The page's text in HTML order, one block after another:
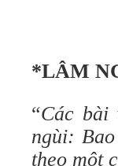
*LÂM
“Các bài
ngùi:
theo một